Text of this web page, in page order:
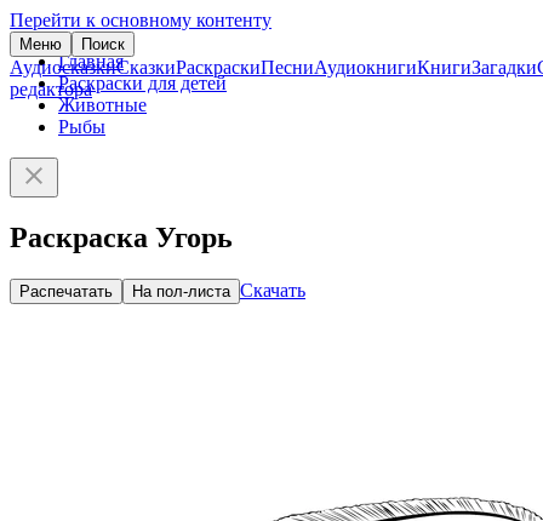
Перейти к основному контенту
Меню Поиск
АудиосказкиСказкиРаскраскиПесниАудиокнигиКнигиЗагадки
редактора
Главная
Раскраски для детей
Животные
Рыбы
Раскраска Угорь
Распечатать На пол-листа Скачать